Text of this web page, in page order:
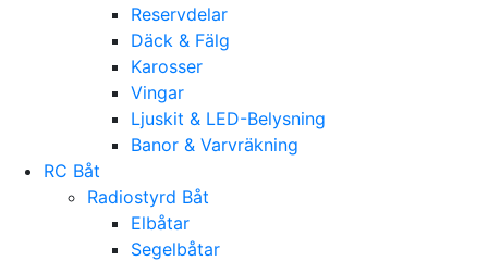
Reservdelar
Däck & Fälg
Karosser
Vingar
Ljuskit & LED-Belysning
Banor & Varvräkning
RC Båt
Radiostyrd Båt
Elbåtar
Segelbåtar